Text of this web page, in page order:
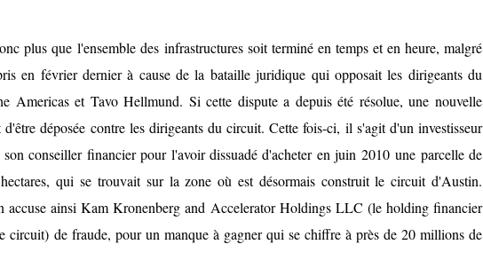
plus que l'ensemble des infrastructures soit terminé en temps et en heure, malgré
en février dernierà cause de la bataille juridique qui opposait les dirigeants du
Americas et Tavo Hellmund. Si cette dispute a depuis été résolue, une nouvelle
déposée contre les dirigeants du circuit. Cette fois-ci, il s'agit d'un investisseur
conseiller financier pour l'avoir dissuadé d'acheter en juin 2010 une parcelle de
qui se trouvait sur la zone où est désormais construit le circuit d'Austin.
accuse ainsi Kam Kronenberg and Accelerator Holdings LLC (le holding financier
circuit) de fraude, pour un manque à gagner qui se chiffre à près de 20 millions de